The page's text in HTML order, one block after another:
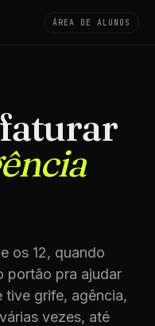
ÁREA DE ALUNOS
os 12, quando
portão pra ajudar
tive grife, agência,
vezes, até